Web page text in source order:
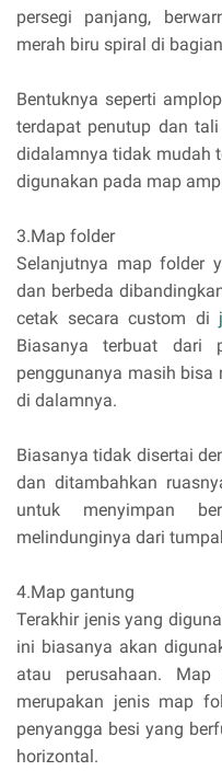
persegi panjang,
merah biru spiral di
Bentuknya seperti
terdapat penutup dan
didalamnya tidak mudah
digunakan pada map
3.Map folder
Selanjutnya map folder
dan berbeda
cetak secara custom di
Biasanya terbuat dari
penggunanya masih
di dalamnya.
Biasanya tidak disertai
dan ditambahkan
untuk menyimpan
melindunginya dari
4.Map gantung
Terakhir jenis yang
ini biasanya akan
atau perusahaan.
merupakan jenis map
penyangga besi yang
horizontal.